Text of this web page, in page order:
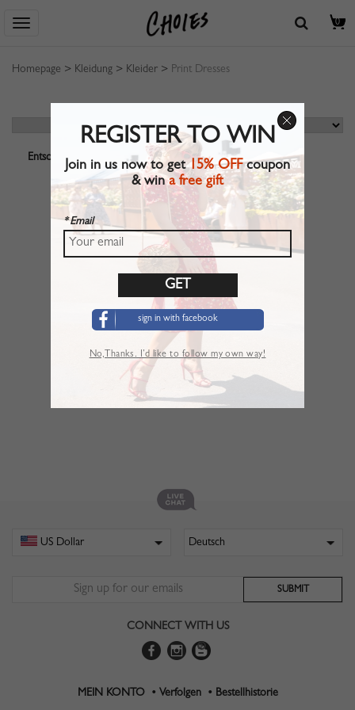
0
Homepage > Kleidung > Kleider > Print Dresses
Entschuldigung! Ihre Suche ergab leider keine Produkttreffer.
CONNECT WITH US
MEIN KONTO • Verfolgen • Bestellhistorie
REGISTER TO WIN
Join in us now to get15% OFFcoupon
& wina free gift
* Email
sign in with facebook
No,Thanks. I’d like to follow my own way!